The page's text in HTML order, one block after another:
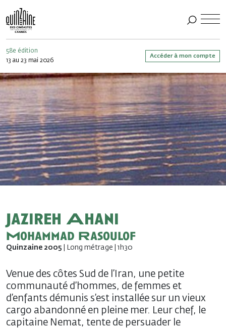
58e édition
13 au 23 mai 2026
Accéder à mon compte
Jazireh Ahani
Mohammad Rasoulof
Quinzaine 2005 | Long métrage | 1h30
Venue des côtes Sud de l’Iran, une petite
communauté d’hommes, de femmes et
d’enfants démunis s’est installée sur un vieux
cargo abandonné en pleine mer. Leur chef, le
capitaine Nemat, tente de persuader le